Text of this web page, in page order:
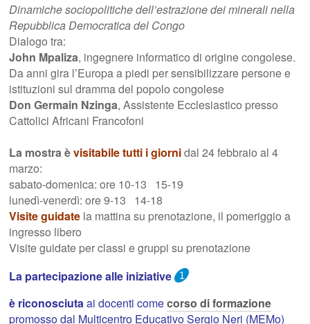
Dinamiche sociopolitiche dell’estrazione dei minerali nella
Repubblica Democratica del Congo
Dialogo tra:
John Mpaliza, ingegnere informatico di origine congolese.
Da anni gira l’Europa a piedi per sensibilizzare persone e
istituzioni sul dramma del popolo congolese
Don Germain Nzinga, Assistente Ecclesiastico presso
Cattolici Africani Francofoni
La mostra èvisitabile tutti i giornidal 24 febbraio al 4
marzo:
sabato-domenica: ore 10-13 15-19
lunedì-venerdì: ore 9-13 14-18
Visite guidate la mattina su prenotazione, il pomeriggio a
ingresso libero
Visite guidate per classi e gruppi su prenotazione
La partecipazione alle iniziative
è riconosciuta ai docenti comecorso di formazione
promosso dal Multicentro Educativo Sergio Neri (MEMo)